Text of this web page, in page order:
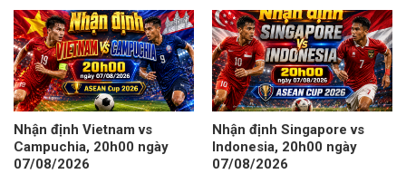
Nhận định Vietnam vs
Campuchia, 20h00 ngày
07/08/2026
Nhận định Singapore vs
Indonesia, 20h00 ngày
07/08/2026